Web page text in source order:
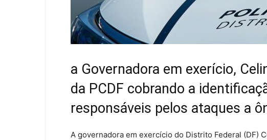
a Governadora em exerício,
da PCDF cobrando a
responsáveis pelos ataques a
A governadora em exercício do Distrito Federal (DF)